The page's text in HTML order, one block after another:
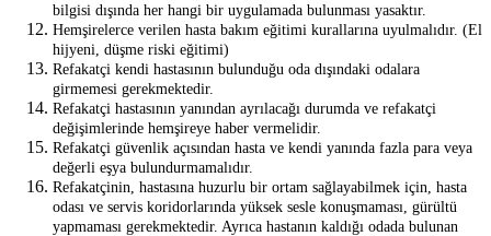
bilgisi dışında her hangi bir uygulamada bulunması yasaktır.
Hemşirelerce verilen hasta bakım eğitimi kurallarına uyulmalıdır. (El
hijyeni, düşme riski eğitimi)
Refakatçi kendi hastasının bulunduğu oda dışındaki odalara
girmemesi gerekmektedir.
Refakatçi hastasının yanından ayrılacağı durumda ve refakatçi
değişimlerinde hemşireye haber vermelidir.
Refakatçi güvenlik açısından hasta ve kendi yanında fazla para veya
değerli eşya bulundurmamalıdır.
Refakatçinin, hastasına huzurlu bir ortam sağlayabilmek için, hasta
odası ve servis koridorlarında yüksek sesle konuşmaması, gürültü
yapmaması gerekmektedir. Ayrıca hastanın kaldığı odada bulunan